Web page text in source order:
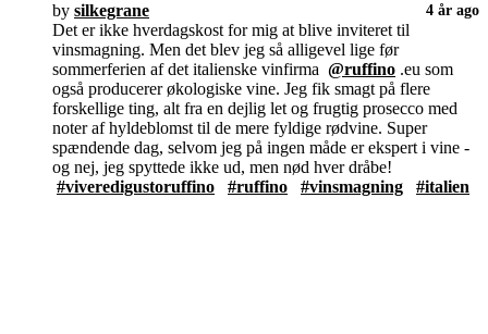
by silkegrane 4 år ago
Det er ikke hverdagskost for mig at blive inviteret til
vinsmagning. Men det blev jeg så alligevel lige før
sommerferien af det italienske vinfirma @ruffino .eu som
også producerer økologiske vine. Jeg fik smagt på flere
forskellige ting, alt fra en dejlig let og frugtig prosecco med
noter af hyldeblomst til de mere fyldige rødvine. Super
spændende dag, selvom jeg på ingen måde er ekspert i vine -
og nej, jeg spyttede ikke ud, men nød hver dråbe!
#viveredigustoruffino
#ruffino #vinsmagning #italien